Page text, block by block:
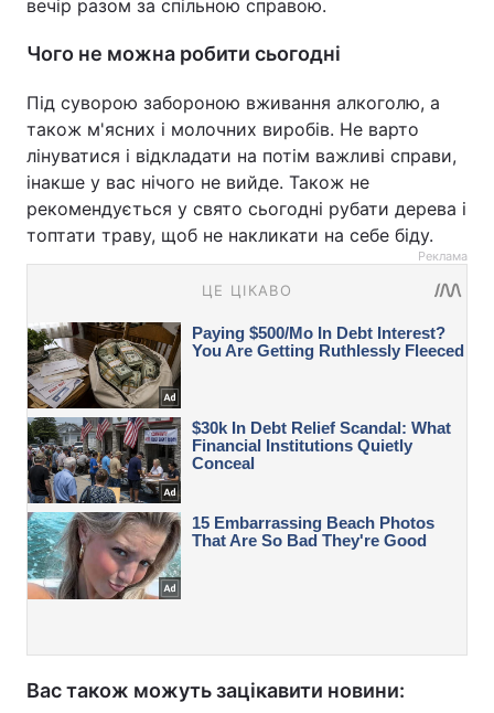
вечір разом за спільною справою.
Чого не можна робити сьогодні
Під суворою забороною вживання алкоголю, а
також м'ясних і молочних виробів. Не варто
лінуватися і відкладати на потім важливі справи,
інакше у вас нічого не вийде. Також не
рекомендується у свято сьогодні рубати дерева і
топтати траву, щоб не накликати на себе біду.
Реклама
Вас також можуть зацікавити новини: